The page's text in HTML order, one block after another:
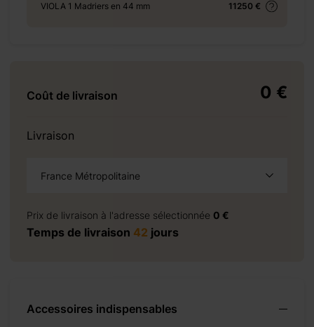
VIOLA 1 Madriers en 44 mm 11250 €
Coût de livraison 0 €
Livraison
France Métropolitaine
Prix de livraison à l'adresse sélectionnée 0 €
Temps de livraison 42 jours
Accessoires indispensables
69 €